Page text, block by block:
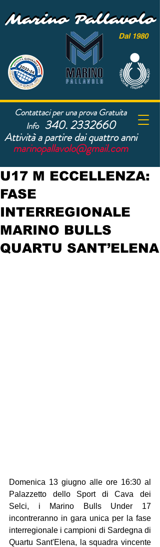
Marino Pallavolo
Marino Pallavolo
Dal 1980
Contattaci per una prova Gratuita
Info 340. 2332660
Attività a partire dai quattro anni
marinopallavolo@gmail.com
U17 M ECCELLENZA:
FASE
INTERREGIONALE
MARINO BULLS
QUARTU SANT’ELENA
Domenica 13 giugno alle ore 16:30 al
Palazzetto dello Sport di Cava dei
Selci, i Marino Bulls Under 17
incontreranno in gara unica per la fase
interregionale i campioni di Sardegna di
Quartu Sant'Elena, la squadra vincente